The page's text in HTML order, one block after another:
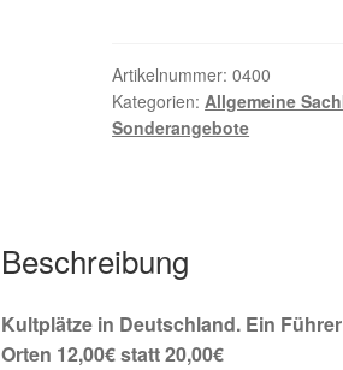
-
,
Götzen
Menge
Artikelnummer:0400
Kategorien: Allgemeine
Sonderangebote
Beschreibung
Kultplätze in Deutschland. Ein
Orten 12,00€ statt 20,00€